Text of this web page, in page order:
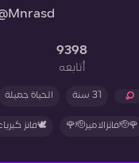
9398
أتابعه
31 سنة ‏الحياة جميلة
🌹🫡فانزالامير🫡🌹 🕊️فانز